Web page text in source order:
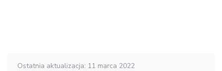
Ostatnia aktualizacja: 11 marca 2022